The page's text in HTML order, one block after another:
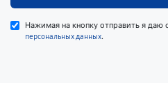
Нажимая на кнопку отправить я даю
персональных данных.